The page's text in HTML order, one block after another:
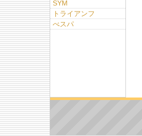
SYM
トライアンフ
べスパ